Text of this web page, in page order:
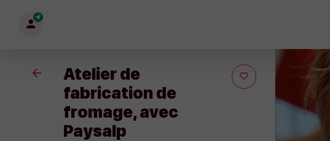
Mon
RetourAtelier de
fabrication de
fromage, avec
Paysalp